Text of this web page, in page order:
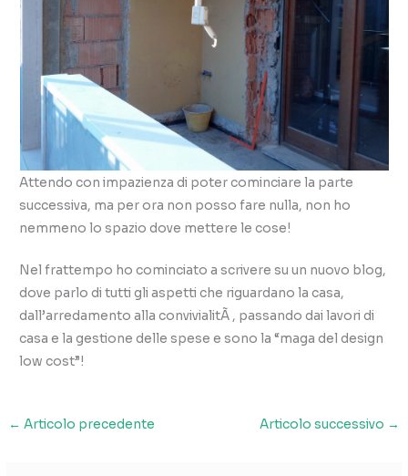
Attendo con impazienza di poter cominciare la parte
successiva, ma per ora non posso fare nulla, non ho
nemmeno lo spazio dove mettere le cose!
Nel frattempo ho cominciato a scrivere su un nuovo blog,
dove parlo di tutti gli aspetti che riguardano la casa,
dall’arredamento alla convivialitÃ , passando dai lavori di
casa e la gestione delle spese e sono la “maga del design
low cost”!
← Articolo precedente Articolo successivo →